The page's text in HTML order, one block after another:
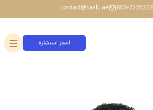
800-7225223
contact@raalc.ae
احجز استشارة